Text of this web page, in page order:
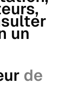
un
de